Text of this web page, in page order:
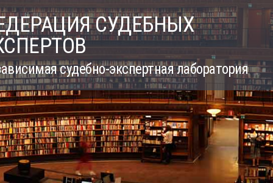
СУДЕБНЫХ
судебно-экспертная лаборатория